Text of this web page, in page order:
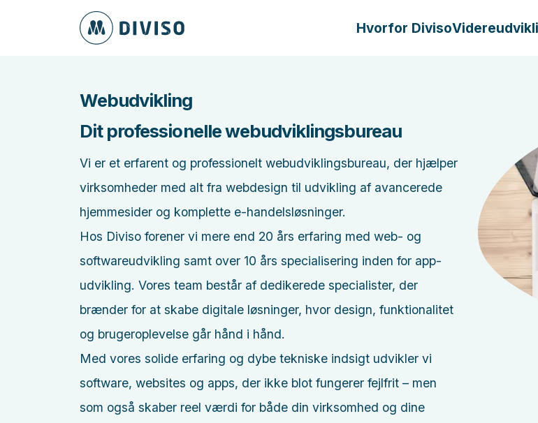
Hvorfor Diviso
Webudvikling
Dit professionelle webudviklingsbureau
Vi er et erfarent og professionelt webudviklingsbureau, der hjælper
virksomheder med alt fra webdesign til udvikling af avancerede
hjemmesider og komplette e-handelsløsninger.
Hos Diviso forener vi mere end 20 års erfaring med web- og
softwareudvikling samt over 10 års specialisering inden for app-
udvikling. Vores team består af dedikerede specialister, der
brænder for at skabe digitale løsninger, hvor design, funktionalitet
og brugeroplevelse går hånd i hånd.
Med vores solide erfaring og dybe tekniske indsigt udvikler vi
software, websites og apps, der ikke blot fungerer fejlfrit – men
som også skaber reel værdi for både din virksomhed og dine